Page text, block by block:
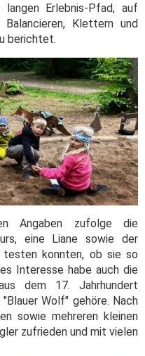
Erlebnis-Pfad, auf
Klettern und
berichtet.
Angaben zufolge die
eine Liane sowie der
testen konnten, ob sie so
Interesse habe auch die
dem 17. Jahrhundert
Wolf" gehöre. Nach
sowie mehreren kleinen
zufrieden und mit vielen